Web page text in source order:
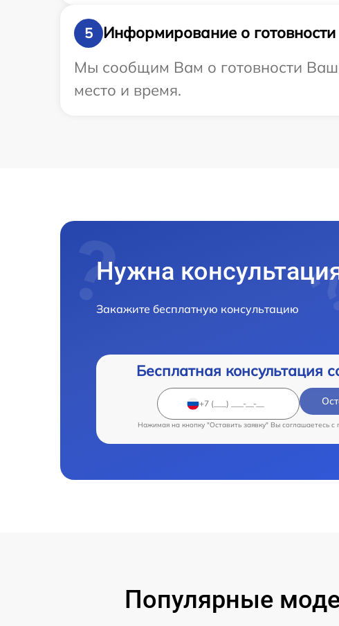
5
Информирование о готовности
Мы сообщим Вам о готовности
место и время.
Нужна
Закажите бесплатную консультацию
Бесплатная консультация
Нажимая на кнопку "Оставить заявку" Вы соглашаетесь c
Популярные